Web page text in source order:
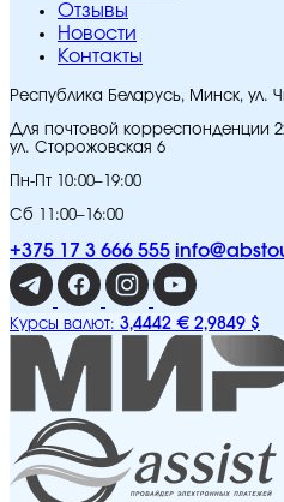
Отзывы
Новости
Контакты
Республика Беларусь, Минск, ул.
Для почтовой корреспонденции
ул. Сторожовская 6
Пн-Пт 10:00–19:00
Сб 11:00–16:00
+375 17 3 666 555
Курсы валют: 3,4442 € 2,9849 $